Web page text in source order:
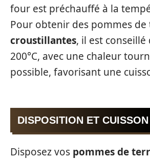
four est préchauffé à la
Pour obtenir des pommes de
croustillantes, il est conseillé
200°C, avec une chaleur
possible, favorisant une
DISPOSITION ET CUISSON
Disposez vos pommes de